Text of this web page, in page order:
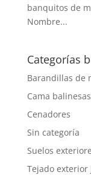
banquitos de
Nombre...
Categorías
Barandillas de
Cama balinesas
Cenadores
Sin categoría
Suelos
Tejado